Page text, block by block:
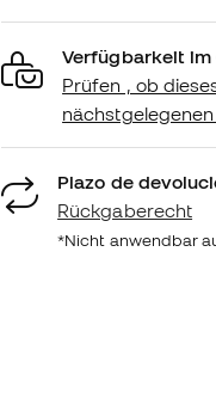
Verfügbarkeit im
Prüfen , ob
Plazo de
Rückgaberecht
*Nicht anwendbar